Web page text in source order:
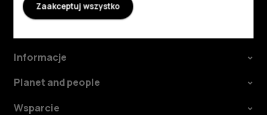
Informacje
Planet and people
Wsparcie
Zaakceptuj wszystko